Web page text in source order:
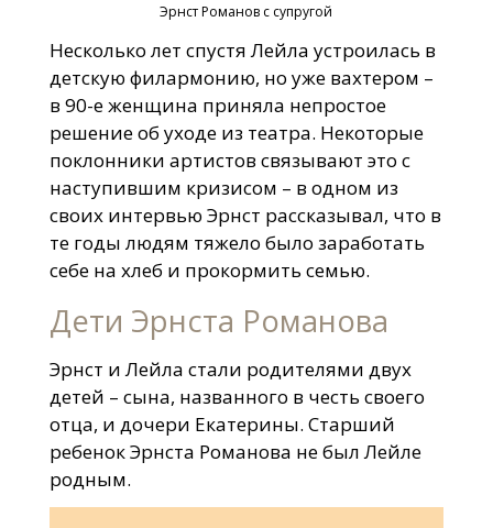
Эрнст Романов с супругой
Несколько лет спустя Лейла устроилась в
детскую филармонию, но уже вахтером –
в 90-е женщина приняла непростое
решение об уходе из театра. Некоторые
поклонники артистов связывают это с
наступившим кризисом – в одном из
своих интервью Эрнст рассказывал, что в
те годы людям тяжело было заработать
себе на хлеб и прокормить семью.
Дети Эрнста Романова
Эрнст и Лейла стали родителями двух
детей – сына, названного в честь своего
отца, и дочери Екатерины. Старший
ребенок Эрнста Романова не был Лейле
родным.